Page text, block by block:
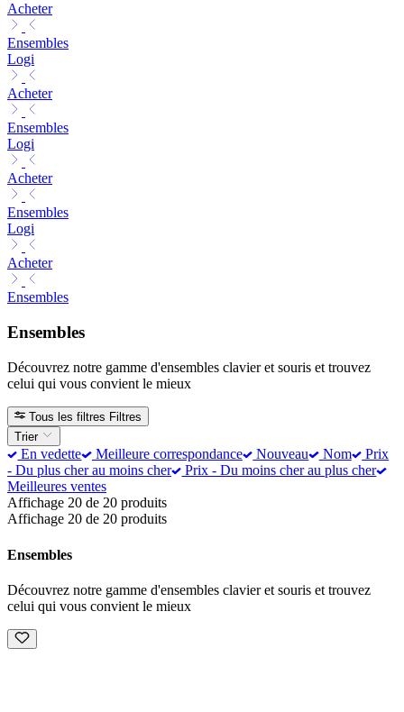
Acheter
Ensembles
Logi
Acheter
Ensembles
Logi
Acheter
Ensembles
Logi
Acheter
Ensembles
Ensembles
Découvrez notre gamme d'ensembles clavier et souris et trouvez
celui qui vous convient le mieux
Tous les filtres Filtres
Trier
En vedette Meilleure correspondance Nouveau Nom
Prix
- Du plus cher au moins cher
Prix - Du moins cher au plus cher
Meilleures ventes
Affichage 20 de 20 produits
Affichage 20 de 20 produits
Ensembles
Découvrez notre gamme d'ensembles clavier et souris et trouvez
celui qui vous convient le mieux